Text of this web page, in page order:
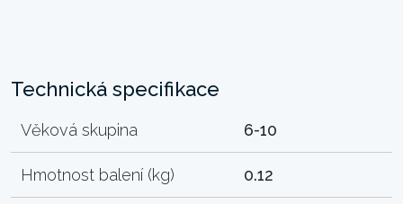
Technická specifikace
Věková skupina 6-10
Hmotnost balení (kg) 0.12